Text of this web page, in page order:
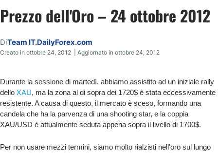
Prezzo dell'Oro – 24 ottobre 2012
DiTeam IT.DailyForex.com
Creato in ottobre 24, 2012 | Aggiornato in ottobre 24, 2012
Durante la sessione di martedì, abbiamo assistito ad un iniziale rally
dello XAU, ma la zona al di sopra dei 1720$ è stata eccessivamente
resistente. A causa di questo, il mercato è sceso, formando una
candela che ha la parvenza di una shooting star, e la coppia
XAU/USD è attualmente seduta appena sopra il livello di 1700$.
Per non usare mezzi termini, siamo molto rialzisti nell'oro sul lungo